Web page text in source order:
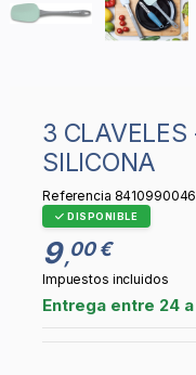
3 CLAVELES - CUCHARA
SILICONA
Referencia
DISPONIBLE
9,00 €
Impuestos incluidos
Entrega entre 24